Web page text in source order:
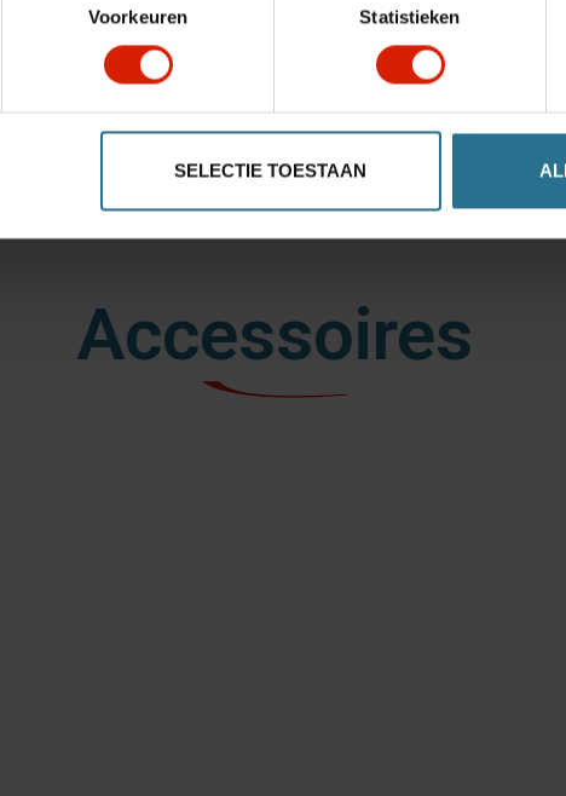
Voorkeuren Statistieken
SELECTIE TOESTAAN
Accessoires